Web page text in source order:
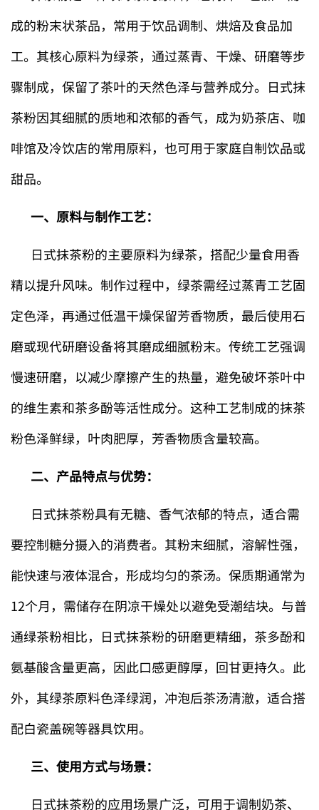
成的粉末状茶品，常用于饮品调制、烘焙及食品加
工。其核心原料为绿茶，通过蒸青、干燥、研磨等步
骤制成，保留了茶叶的天然色泽与营养成分。日式抹
茶粉因其细腻的质地和浓郁的香气，成为奶茶店、咖
啡馆及冷饮店的常用原料，也可用于家庭自制饮品或
甜品。
一、原料与制作工艺：
日式抹茶粉的主要原料为绿茶，搭配少量食用香
精以提升风味。制作过程中，绿茶需经过蒸青工艺固
定色泽，再通过低温干燥保留芳香物质，最后使用石
磨或现代研磨设备将其磨成细腻粉末。传统工艺强调
慢速研磨，以减少摩擦产生的热量，避免破坏茶叶中
的维生素和茶多酚等活性成分。这种工艺制成的抹茶
粉色泽鲜绿，叶肉肥厚，芳香物质含量较高。
二、产品特点与优势：
日式抹茶粉具有无糖、香气浓郁的特点，适合需
要控制糖分摄入的消费者。其粉末细腻，溶解性强，
能快速与液体混合，形成均匀的茶汤。保质期通常为
12个月，需储存在阴凉干燥处以避免受潮结块。与普
通绿茶粉相比，日式抹茶粉的研磨更精细，茶多酚和
氨基酸含量更高，因此口感更醇厚，回甘更持久。此
外，其绿茶原料色泽绿润，冲泡后茶汤清澈，适合搭
配白瓷盖碗等器具饮用。
三、使用方式与场景：
日式抹茶粉的应用场景广泛，可用于调制奶茶、